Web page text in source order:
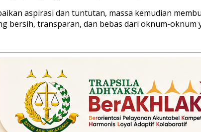
aspirasi dan tuntutan, massa kemudian
bersih, transparan, dan bebas dari oknum-oknum